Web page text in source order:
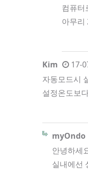
컴퓨터
아무리
Kim
17-
자동모드시
설정온도보
myOndo
안녕하세
실내에선